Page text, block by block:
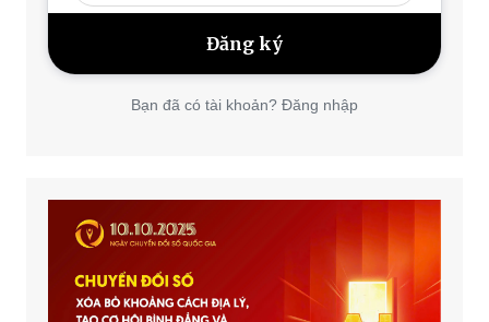
Bạn đã có tài khoản? Đăng nhập